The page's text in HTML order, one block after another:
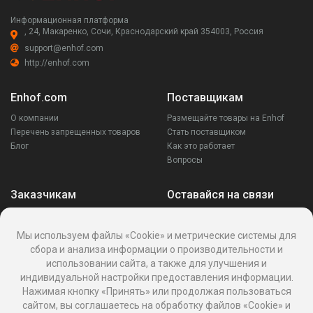
Информационная платформа
, 24, Макаренко, Сочи, Краснодарский край 354003, Россия
support@enhof.com
http://enhof.com
Enhof.com
О компании
Перечень запрещенных товаров
Блог
Поставщикам
Размещайте товары на Enhof
Стать поставщиком
Как это работает
Вопросы
Заказчикам
Написать поставщику
Реквизиты
Оставайся на связи
Мы используем файлы «Cookie» и метрические системы для
сбора и анализа информации о производительности и
использовании сайта, а также для улучшения и
индивидуальной настройки предоставления информации.
Нажимая кнопку «Принять» или продолжая пользоваться
сайтом, вы соглашаетесь на обработку файлов «Cookie» и